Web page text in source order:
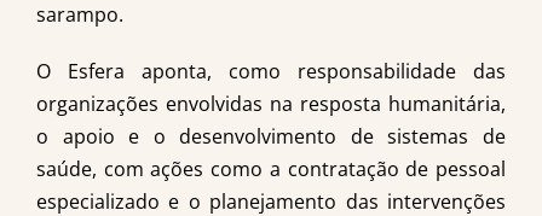
sarampo.
O Esfera aponta, como responsabilidade das
organizações envolvidas na resposta humanitária,
o apoio e o desenvolvimento de sistemas de
saúde, com ações como a contratação de pessoal
especializado e o planejamento das intervenções